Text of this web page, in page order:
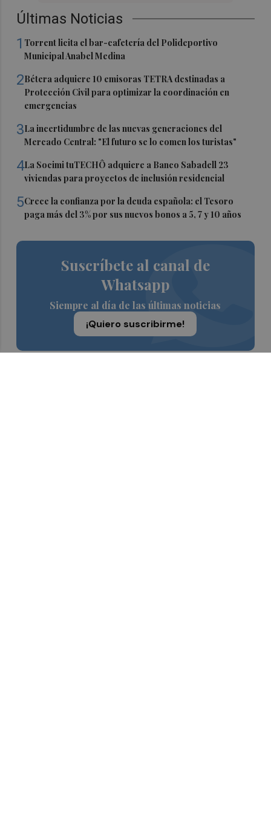
Últimas Noticias
1 Torrent licita el bar-cafetería del Polideportivo
Municipal Anabel Medina
2Bétera adquiere 10 emisoras TETRA destinadas a
Protección Civil para optimizar la coordinación en
emergencias
3La incertidumbre de las nuevas generaciones del
Mercado Central: "El futuro se lo comen los turistas"
4La Socimi tuTECHÔ adquiere a Banco Sabadell 23
viviendas para proyectos de inclusión residencial
5Crece la confianza por la deuda española: el Tesoro
paga más del 3% por sus nuevos bonos a 5, 7 y 10 años
Suscríbete al canal de
Whatsapp
Siempre al día de las últimas noticias
¡Quiero suscribirme!